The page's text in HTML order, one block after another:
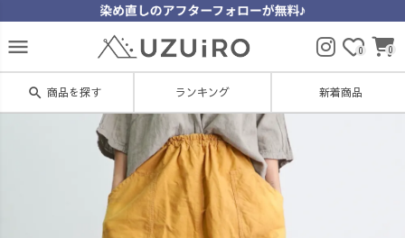
menu 0 0
search 商品を探す ランキング 新着商品